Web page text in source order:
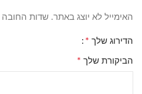
האימייל לא יוצג באתר. שדות החובה
הדירוג שלך *
הביקורת שלך *